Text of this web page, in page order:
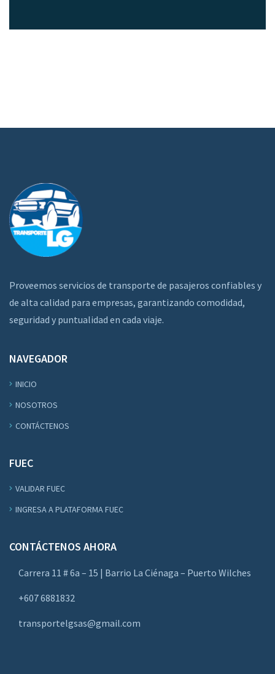
Proveemos servicios de transporte de pasajeros confiables y
de alta calidad para empresas, garantizando comodidad,
seguridad y puntualidad en cada viaje.
NAVEGADOR
INICIO
NOSOTROS
CONTÁCTENOS
FUEC
VALIDAR FUEC
INGRESA A PLATAFORMA FUEC
CONTÁCTENOS AHORA
Carrera 11 # 6a – 15 | Barrio La Ciénaga – Puerto Wilches
+607 6881832
transportelgsas@gmail.com